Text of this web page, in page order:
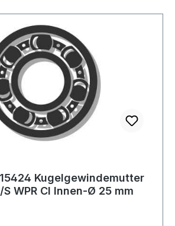
Kugelgewindemutter
S WPR CI Innen-Ø 25 mm